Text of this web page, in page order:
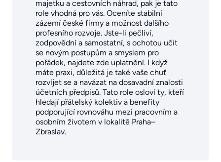
majetku a cestovních náhrad, pak je tato
role vhodná pro vás. Oceníte stabilní
zázemí české firmy a možnost dalšího
profesního rozvoje. Jste-li pečliví,
zodpovědní a samostatní, s ochotou učit
se novým postupům a smyslem pro
pořádek, najdete zde uplatnění. I když
máte praxi, důležitá je také vaše chuť
rozvíjet se a navázat na dosavadní znalosti
účetních předpisů. Tato role osloví ty, kteří
hledají přátelský kolektiv a benefity
podporující rovnováhu mezi pracovním a
osobním životem v lokalitě Praha–
Zbraslav.